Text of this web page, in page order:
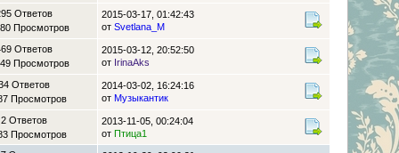
Ответов
Просмотров
2015-03-17, 01:42:43
от Svetlana_M
Ответов
Просмотров
2015-03-12, 20:52:50
от IrinaAks
Ответов
Просмотров
2014-03-02, 16:24:16
от Музыкантик
2 Ответов
Просмотров
2013-11-05, 00:24:04
от Птица1